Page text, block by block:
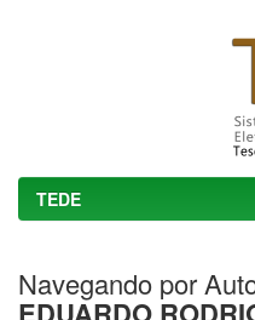
TEDE
Navegando por